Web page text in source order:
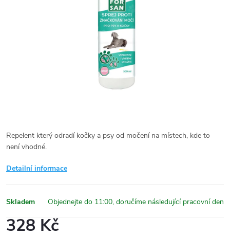
Repelent který odradí kočky a psy od močení na místech, kde to
není vhodné.
Detailní informace
Skladem
328 Kč